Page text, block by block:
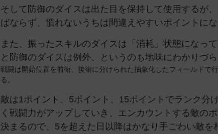
そして防御のダイスは出た目を保持して使用するが
ばならず、慣れないうちは間違えやすいポイントに
また、振ったスキルのダイスは「消耗」状態になっ
と防御のダイスは例外、というのも地味にわかりづら
戦闘は開始位置を前衛、後衛に分けられた抽象化したフィールドで
る。
敵は1ポイント、5ポイント、15ポイントでランク分
く戦闘力がアップしていき、エンカウントする敵の
決まるので、5を超えた日以降はかなり手ごわい敵を